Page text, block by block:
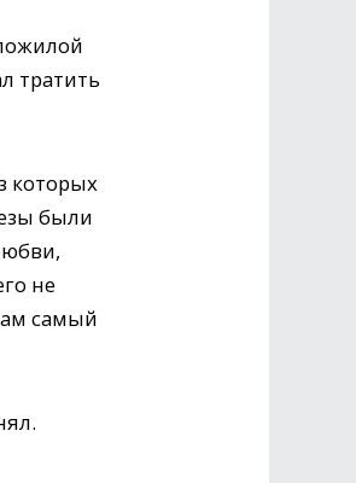
тратить
которых
были
не
самый